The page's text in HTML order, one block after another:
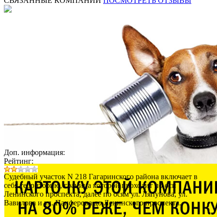
Доп. информация:
Рейтинг:
Судебный участок N 218 Гагаринского района включает в
себя территорию, граница которой проходит по оси
Ленинского проспекта, далее по осям ул. Ляпунова, ул.
Вавилова и ул. Панферова до Ленинского проспекта.